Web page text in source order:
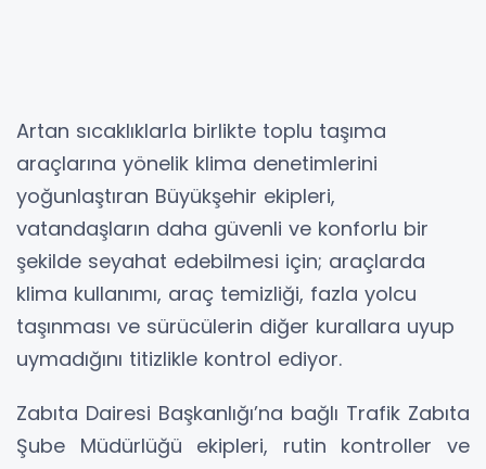
Artan sıcaklıklarla birlikte toplu taşıma
araçlarına yönelik klima denetimlerini
yoğunlaştıran Büyükşehir ekipleri,
vatandaşların daha güvenli ve konforlu bir
şekilde seyahat edebilmesi için; araçlarda
klima kullanımı, araç temizliği, fazla yolcu
taşınması ve sürücülerin diğer kurallara uyup
uymadığını titizlikle kontrol ediyor.
Zabıta Dairesi Başkanlığı’na bağlı Trafik Zabıta
Şube Müdürlüğü ekipleri, rutin kontroller ve